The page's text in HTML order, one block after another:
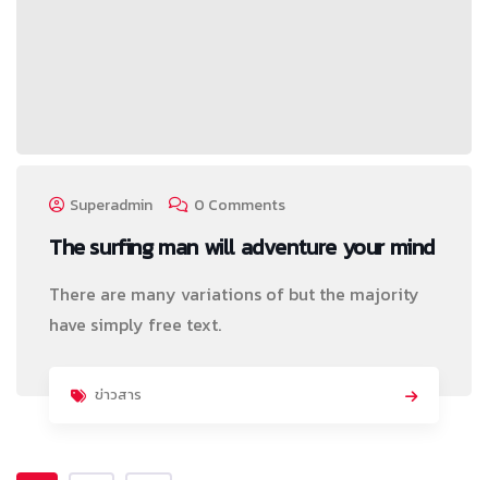
Superadmin 0 Comments
The surfing man will adventure your mind
There are many variations of but the majority
have simply free text.
ข่าวสาร